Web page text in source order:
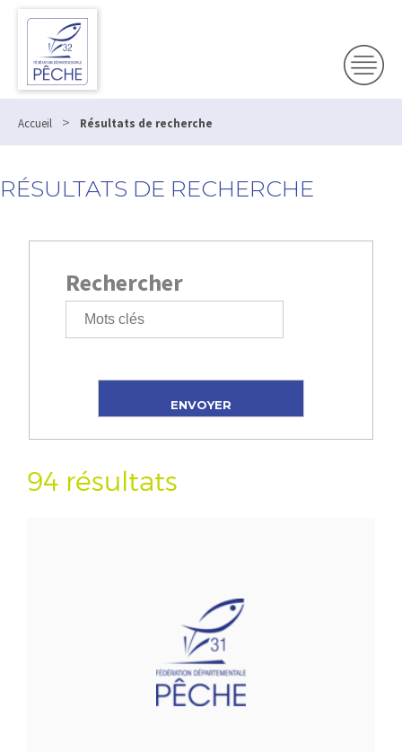
Accueil > Résultats de recherche
RÉSULTATS DE RECHERCHE
Rechercher
94 résultats